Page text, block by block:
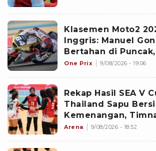
Klasemen Moto2
Inggris: Manuel
Bertahan di
Jadi Juru Kunci
One Prix 9/08/2026 - 19:06
Rekap Hasil SEA V
Thailand Sapu
Kemenangan,
Indonesia Stagnan
Arena 9/08/2026 - 18:52